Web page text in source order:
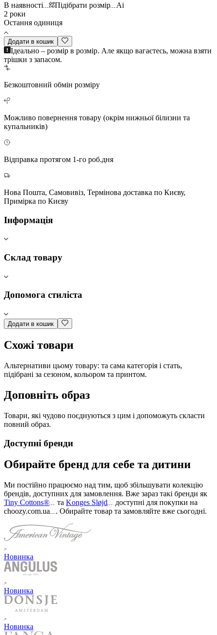
В наявності
Підібрати розмір
Ai
2 роки
Остання одиниця
Додати в кошик
Ідеально – розмір в розмір. Але якщо вагаєтесь, можна взяти
трішки з запасом.
Безкоштовний обмін розміру
Можливо повернення товару (окрім нижньої білизни та
купальників)
Відправка протягом 1-го роб.дня
Нова Пошта, Самовивіз, Термінова доставка по Києву,
Примірка по Києву
Інформація
Склад товару
Допомога стиліста
Додати в кошик
Схожі товари
Альтернативи цьому товару: та сама категорія і стать,
підібрані за сезоном, кольором та принтом.
Доповніть образ
Товари, які чудово поєднуються з цим і допоможуть скласти
повний образ.
Доступні бренди
Обирайте бренд для себе та дитини
Ми постійно працюємо над тим, щоб збільшувати колекцію
брендів, доступних для замовлення. Вже зараз такі бренди як
Tiny Cottons®
та Konges Sløjd
доступні для покупки на
choozy.com.ua
. Обирайте товар та замовляйте вже сьогодні.
Новинка
Новинка
Новинка